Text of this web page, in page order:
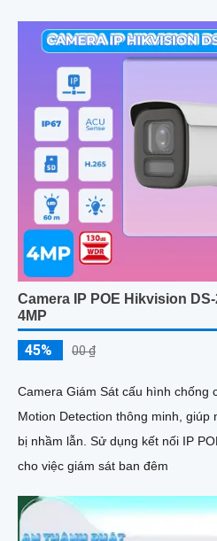
Camera IP POE Hikvision
4MP
45% 00 ₫
Camera Giám Sát cấu hình chống
Motion Detection thông minh,
bị nhầm lẫn. Sử dụng kết nối IP POE, trang bị đèn ánh sáng kép
cho việc giám sát ban đêm